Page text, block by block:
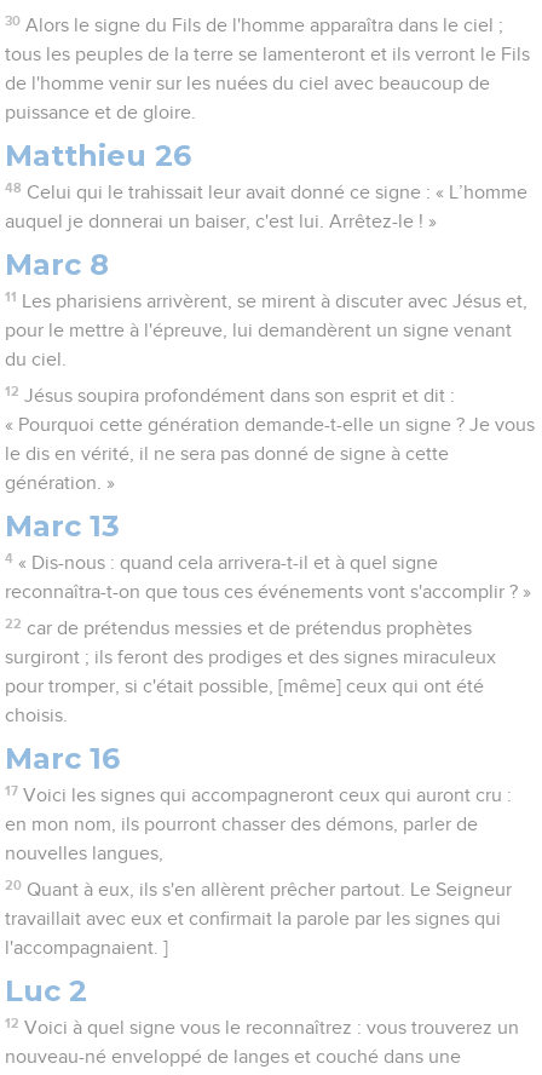
30 Alors le signe du Fils de l'homme apparaîtra dans le ciel ;
tous les peuples de la terre se lamenteront et ils verront le Fils
de l'homme venir sur les nuées du ciel avec beaucoup de
puissance et de gloire.
Matthieu 26
48 Celui qui le trahissait leur avait donné ce signe : « L’homme
auquel je donnerai un baiser, c'est lui. Arrêtez-le ! »
Marc 8
11
Les pharisiens arrivèrent, se mirent à discuter avec Jésus et,
pour le mettre à l'épreuve, lui demandèrent un signe venant
du ciel.
12 Jésus soupira profondément dans son esprit et dit :
« Pourquoi cette génération demande-t-elle un signe ? Je vous
le dis en vérité, il ne sera pas donné de signe à cette
génération. »
Marc 13
4 « Dis-nous : quand cela arrivera-t-il et à quel signe
reconnaîtra-t-on que tous ces événements vont s'accomplir ? »
22 car de prétendus messies et de prétendus prophètes
surgiront ; ils feront des prodiges et des signes miraculeux
pour tromper, si c'était possible, [même] ceux qui ont été
choisis.
Marc 16
17 Voici les signes qui accompagneront ceux qui auront cru :
en mon nom, ils pourront chasser des démons, parler de
nouvelles langues,
20 Quant à eux, ils s'en allèrent prêcher partout. Le Seigneur
travaillait avec eux et confirmait la parole par les signes qui
l'accompagnaient. ]
Luc 2
12 Voici à quel signe vous le reconnaîtrez : vous trouverez un
nouveau-né enveloppé de langes et couché dans une